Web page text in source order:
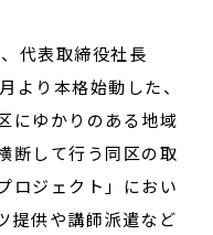
代表取締役社長
より本格始動した、
にゆかりのある地域
断して行う同区の取
ロジェクト」におい
提供や講師派遣など